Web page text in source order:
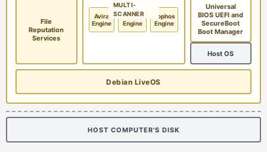
File
Reputation
Services
MULTI-
SCANNER
Avira
Engine
McAfee
Engine
Sophos
Engine
Universal
BIOS UEFI and
SecureBoot
Boot Manager
Host OS
Debian LiveOS
HOST COMPUTER'S DISK